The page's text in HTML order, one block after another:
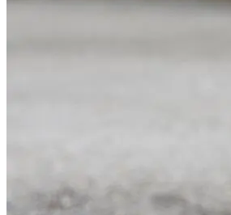
Проекты Домов